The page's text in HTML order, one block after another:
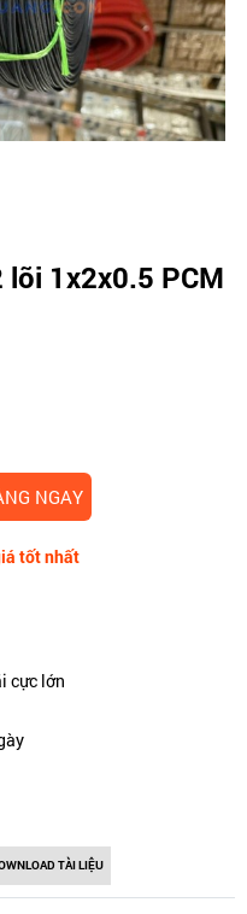
1x2x0.5 PCM
NGAY
tốt nhất
cực lớn
TÀI LIỆU